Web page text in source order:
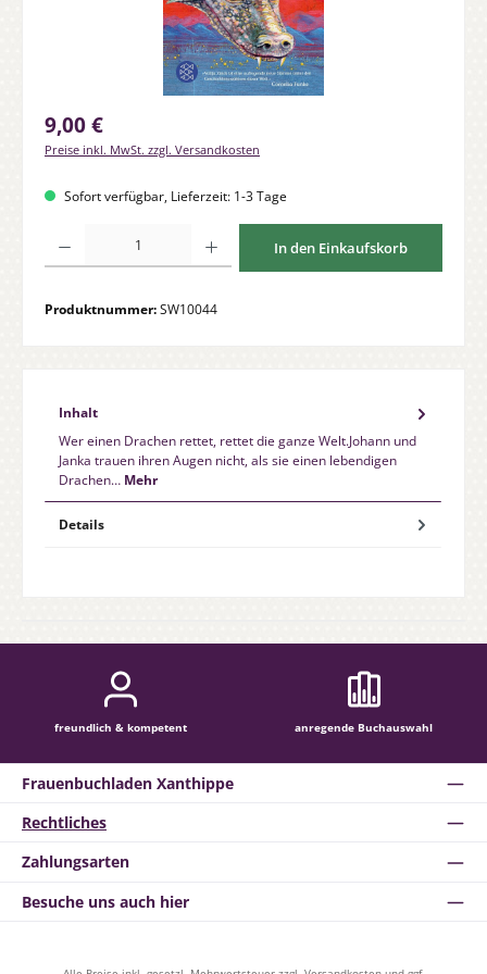
Regulärer Preis:
9,00 €
Preise inkl. MwSt. zzgl. Versandkosten
Sofort verfügbar, Lieferzeit: 1-3 Tage
In den Einkaufskorb
Produktnummer:SW10044
Inhalt
Wer einen Drachen rettet, rettet die ganze Welt.Johann und
Janka trauen ihren Augen nicht, als sie einen lebendigen
Drachen… Mehr
Details
freundlich & kompetent anregende Buchauswahl
Rechtliches
Zahlungsarten
Besuche uns auch hier
Frauenbuchladen Xanthippe